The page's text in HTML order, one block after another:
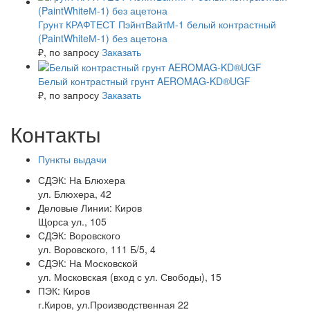
Грунт КРАФТЕСТ ПэйнтВайтМ-1 белый контрастный
(PaintWhiteМ-1) без ацетона
₽, по запросу Заказать
Белый контрастный грунт AEROMAG-KD®UGF
₽, по запросу Заказать
Контакты
Пункты выдачи
СДЭК: На Блюхера
ул. Блюхера, 42
Деловые Линии: Киров
Щорса ул., 105
СДЭК: Воровского
ул. Воровского, 111 Б/5, 4
СДЭК: На Московской
ул. Московская (вход с ул. Свободы), 15
ПЭК: Киров
г.Киров, ул.Производственная 22